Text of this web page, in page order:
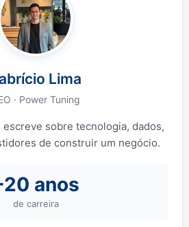
Lima
· Power Tuning
sobre tecnologia, dados,
de construir um negócio.
anos
de carreira